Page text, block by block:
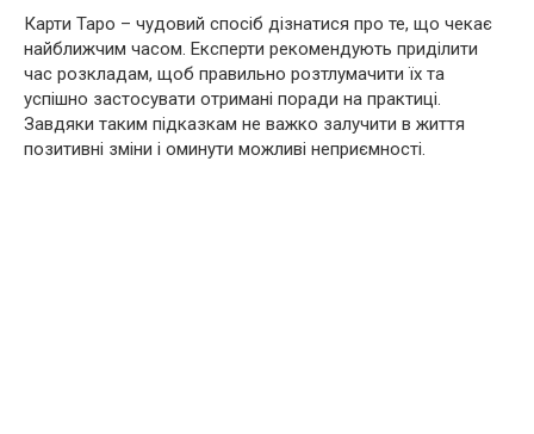
Карти Таро – чудовий спосіб дізнатися про те, що чекає
найближчим часом. Експерти рекомендують приділити
час розкладам, щоб правильно розтлумачити їх та
успішно застосувати отримані поради на практиці.
Завдяки таким підказкам не важко залучити в життя
позитивні зміни і оминути можливі неприємності.